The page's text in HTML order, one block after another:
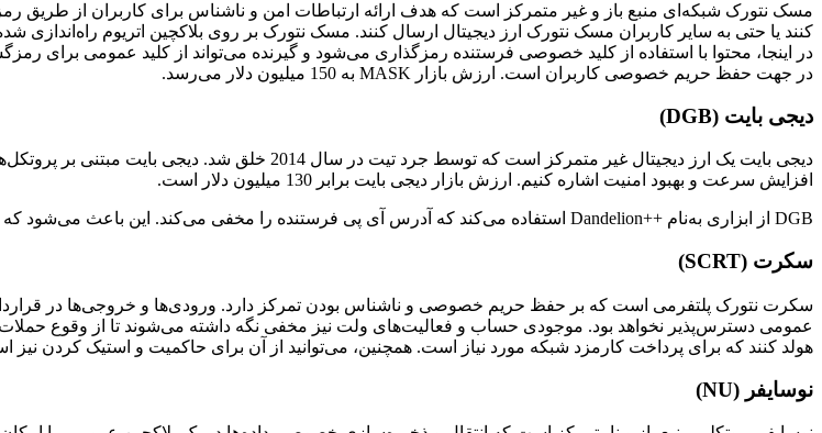
مسک نتورک شبکه‌ای منبع باز و غیر متمرکز است که هدف ارائه ارتباطات امن و ناشناس برای کاربران از طریق
کنند یا حتی به سایر کاربران مسک نتورک ارز دیجیتال ارسال کنند. مسک نتورک بر روی بلاکچین اتریوم
در اینجا، محتوا با استفاده از کلید خصوصی فرستنده رمزگذاری می‌شود و گیرنده می‌تواند از کلید عمومی برای
در جهت حفظ حریم خصوصی کاربران است. ارزش بازار MASK به 150 میلیون دلار می‌رسد.
دیجی بایت (DGB)
دیجی بایت یک ارز دیجیتال غیر متمرکز است که توسط جرد
افزایش سرعت و بهبود امنیت اشاره کنیم. ارزش بازار دیجی بایت برابر 130 میلیون دلار است.
DGB از ابزاری به‌نام ++Dandelion استفاده می‌کند که آدرس آی پی فرستنده را مخفی می‌کند. این باعث می‌شود که هویت فرستنده تراکنش ناشناس باقی بماند و امنیت دیجی بایت را بالا می‌برد.
سکرت (SCRT)
سکرت نتورک پلتفرمی است که بر حفظ حریم خصوصی و ناشناس بودن تمرکز دارد. ورودی‌ها و خروجی‌ها در
هولد کنند که برای پرداخت کارمزد شبکه مورد نیاز است. همچنین، می‌توانید از آن برای حاکمیت و استیک کردن نیز
نوسایفر (NU)